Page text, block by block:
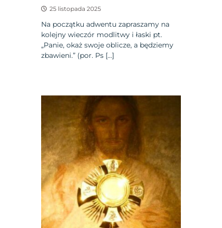
25 listopada 2025
Na początku adwentu zapraszamy na
kolejny wieczór modlitwy i łaski pt.
„Panie, okaż swoje oblicze, a będziemy
zbawieni.” (por. Ps […]